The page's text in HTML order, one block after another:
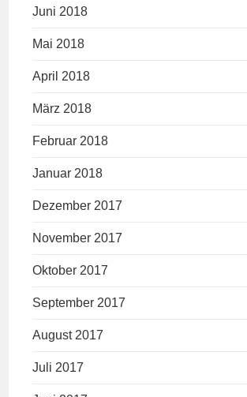
Juni 2018
Mai 2018
April 2018
März 2018
Februar 2018
Januar 2018
Dezember 2017
November 2017
Oktober 2017
September 2017
August 2017
Juli 2017